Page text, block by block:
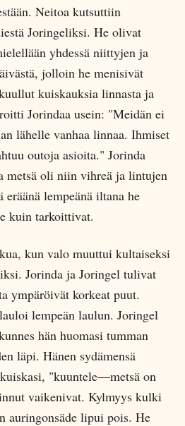
Neitoa kutsuttiin
Joringeliksi. He olivat
yhdessä niittyjen ja
jolloin he menisivät
kuiskauksia linnasta ja
Jorindaa usein: "Meidän ei
lähelle vanhaa linnaa. Ihmiset
outoja asioita." Jorinda
metsä oli niin vihreä ja lintujen
lempeänä iltana he
kuin tarkoittivat.
kun valo muuttui kultaiseksi
Jorinda ja Joringel tulivat
ympäröivät korkeat puut.
lempeän laulun. Joringel
hän huomasi tumman
läpi. Hänen sydämensä
"kuuntele—metsä on
vaikenivat. Kylmyys kulki
auringonsäde lipui pois. He